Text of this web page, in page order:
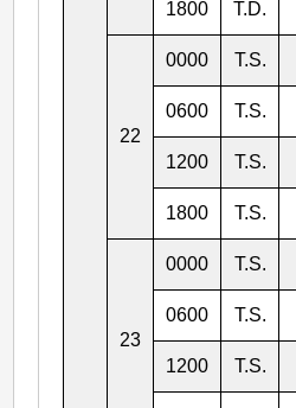
1800 T.D.
22
0000 T.S.
0600 T.S.
1200 T.S.
1800 T.S.
23
0000 T.S.
0600 T.S.
1200 T.S.